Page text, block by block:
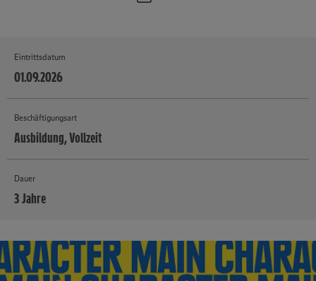
Eintrittsdatum
01.09.2026
Beschäftigungsart
Ausbildung, Vollzeit
Dauer
3 Jahre